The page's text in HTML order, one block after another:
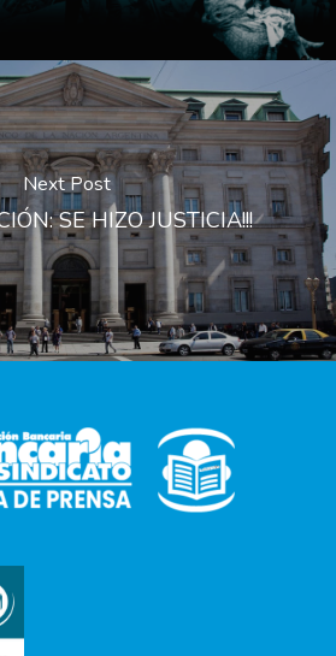
Next Post
SE HIZO JUSTICIA!!!